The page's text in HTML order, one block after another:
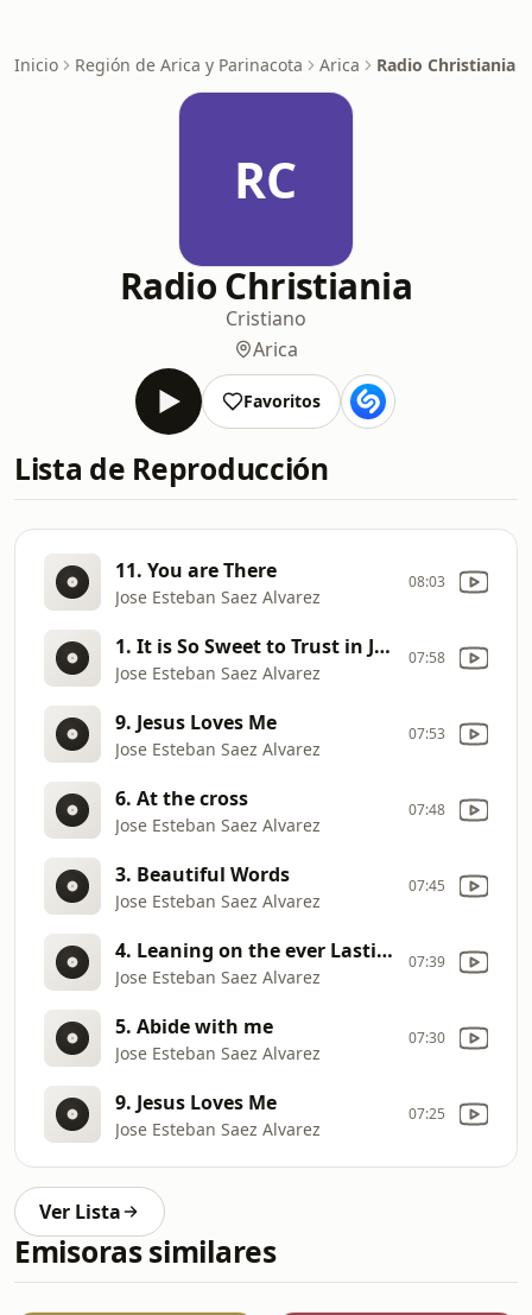
Inicio Región de Arica y Parinacota Arica Radio Christiania
RC
Radio Christiania
Cristiano
Arica
Favoritos
Lista de Reproducción
11. You are There
Jose Esteban Saez Alvarez
08:03
1. It is So Sweet to Trust in Jesus
Jose Esteban Saez Alvarez
07:58
9. Jesus Loves Me
Jose Esteban Saez Alvarez
07:53
6. At the cross
Jose Esteban Saez Alvarez
07:48
3. Beautiful Words
Jose Esteban Saez Alvarez
07:45
4. Leaning on the ever Lasting Arms
Jose Esteban Saez Alvarez
07:39
5. Abide with me
Jose Esteban Saez Alvarez
07:30
9. Jesus Loves Me
Jose Esteban Saez Alvarez
07:25
Ver Lista
Emisoras similares